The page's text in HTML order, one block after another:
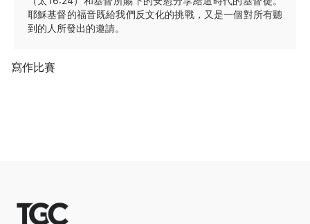
耶穌基督的福音既給我們反文化的挑戰，又是一個對所有聽
到的人所發出的邀請。
寫作比賽